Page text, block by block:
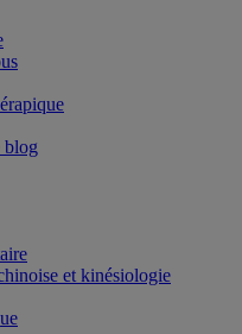
blog
et kinésiologie